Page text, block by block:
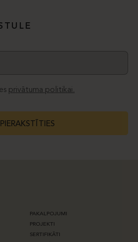
privātuma politikai.
PIERAKSTĪTIES
PAKALPOJUMI
PROJEKTI
SERTIFIKĀTI